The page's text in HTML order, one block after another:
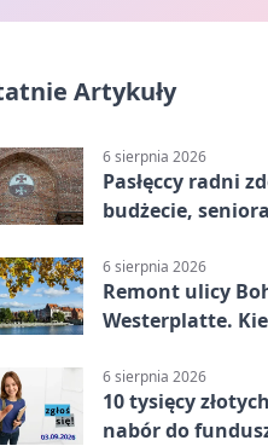
Artykuły
6 sierpnia 2026
Pasłęccy radni
budżecie,
6 sierpnia 2026
Remont ulicy
Westerplatte.
6 sierpnia 2026
10 tysięcy
nabór do